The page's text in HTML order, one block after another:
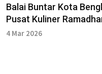
Balai Buntar Kota
Pusat Kuliner
4 Mar 2026